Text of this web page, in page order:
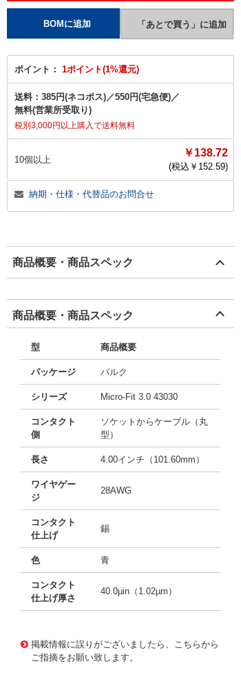
ポイント： 1ポイント(1%還元)
送料： 385円(ネコポス)／550円(宅急便)／
無料(営業所受取り)
税別3,000円以上購入で送料無料
10個以上
￥138.72
(税込￥ 152.59)
納期・仕様・代替品のお問合せ
商品概要・商品スペック
商品概要・商品スペック
型 商品概要
パッケージ バルク
シリーズ Micro-Fit 3.0 43030
コンタクト
側
ソケットからケーブル（丸
型）
長さ 4.00インチ（101.60mm）
ワイヤゲー
ジ
28AWG
コンタクト
仕上げ
錫
色 青
コンタクト
仕上げ厚さ
40.0µin（1.02µm）
掲載情報に誤りがございましたら、こちらから
ご指摘をお願い致します。